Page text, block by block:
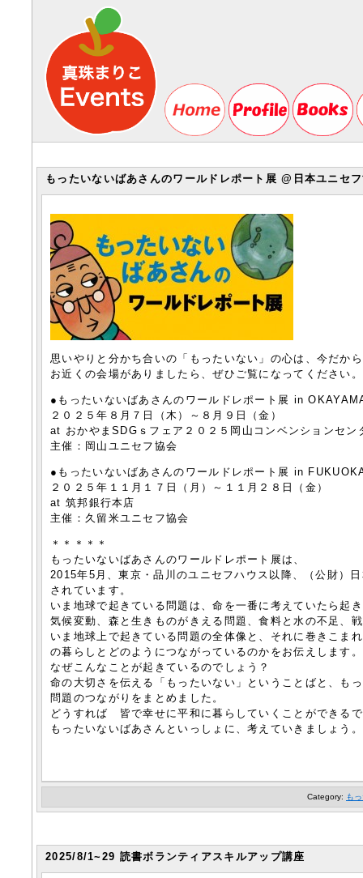
もったいないばあさんのワールドレポート展 @日本ユニセ
思いやりと分かち合いの「もったいない」の心は、今だか
お近くの会場がありましたら、ぜひご覧になってください。
●もったいないばあさんのワールドレポート展 in
２０２５年８月７日（木）～８月９日（金）
at おかやまSDGｓフェア２０２５岡山コンベンションセン
主催：岡山ユニセフ協会
●もったいないばあさんのワールドレポート展 in
２０２５年１１月１７日（月）～１１月２８日（金）
at 筑邦銀行本店
主催：久留米ユニセフ協会
＊＊＊＊＊
もったいないばあさんのワールドレポート展は、
2015年5月、東京・品川のユニセフハウス以降、（公財）
されています。
いま地球で起きている問題は、命を一番に考えていたら起
気候変動、森と生きものがきえる問題、食料と水の不足、
いま地球上で起きている問題の全体像と、それに巻きこま
の暮らしとどのようにつながっているのかをお伝えします。
なぜこんなことが起きているのでしょう？
命の大切さを伝える「もったいない」ということばと、も
問題のつながりをまとめました。
どうすれば 皆で幸せに平和に暮らしていくことができる
もったいないばあさんといっしょに、考えていきましょう。
Category: も
2025/8/1~29 読書ボランティアスキルアップ講座